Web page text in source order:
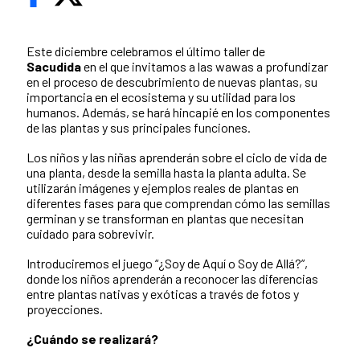
Este diciembre celebramos el último taller de
Sacudidaen el que invitamos a las wawas a profundizar
en el proceso de descubrimiento de nuevas plantas, su
importancia en el ecosistema y su utilidad para los
humanos. Además, se hará hincapié en los componentes
de las plantas y sus principales funciones.
Los niños y las niñas aprenderán sobre el ciclo de vida de
una planta, desde la semilla hasta la planta adulta. Se
utilizarán imágenes y ejemplos reales de plantas en
diferentes fases para que comprendan cómo las semillas
germinan y se transforman en plantas que necesitan
cuidado para sobrevivir.
Introduciremos el juego “¿Soy de Aquí o Soy de Allá?”,
donde los niños aprenderán a reconocer las diferencias
entre plantas nativas y exóticas a través de fotos y
proyecciones.
¿Cuándo se realizará?